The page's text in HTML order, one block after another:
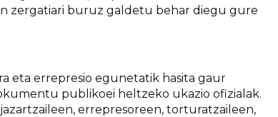
zergatiari buruz galdetu behar diegu gure
eta errepresio egunetatik hasita gaur
publikoei heltzeko ukazio ofizialak.
errepresoreen, torturatzaileen,